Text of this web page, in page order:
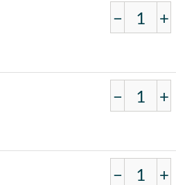
− +
− +
− +